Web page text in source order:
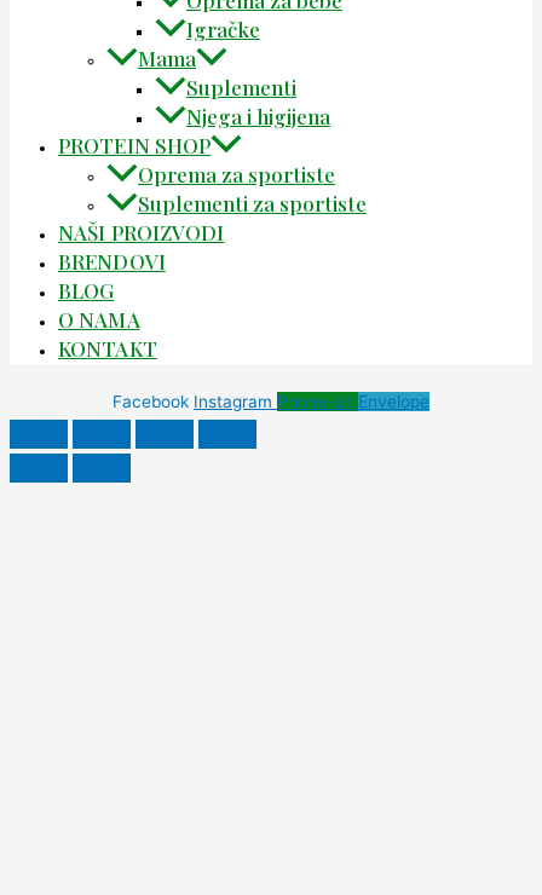
Igračke
Mama
Suplementi
Njega i higijena
PROTEIN SHOP
Oprema za sportiste
Suplementi za sportiste
NAŠI PROIZVODI
BRENDOVI
BLOG
O NAMA
KONTAKT
Facebook Instagram Phone-alt Envelope